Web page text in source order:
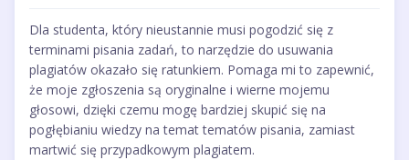
Dla studenta, który nieustannie musi pogodzić się z
terminami pisania zadań, to narzędzie do usuwania
plagiatów okazało się ratunkiem. Pomaga mi to zapewnić,
że moje zgłoszenia są oryginalne i wierne mojemu
głosowi, dzięki czemu mogę bardziej skupić się na
pogłębianiu wiedzy na temat tematów pisania, zamiast
martwić się przypadkowym plagiatem.